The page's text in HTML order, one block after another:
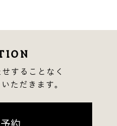
することなく
ただきます。